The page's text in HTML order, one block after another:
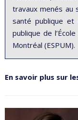
travaux menés au
santé publique et
publique de
Montréal (ESPUM).
En savoir plus sur